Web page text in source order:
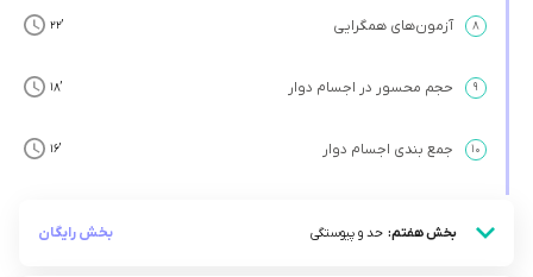
۸ آزمون‌های همگرایی ’22
۹ حجم محسور در اجسام دوار ’18
۱۰ جمع بندی اجسام دوار ’16
بخش هفتم: حد و پیوستگی بخش رایگان